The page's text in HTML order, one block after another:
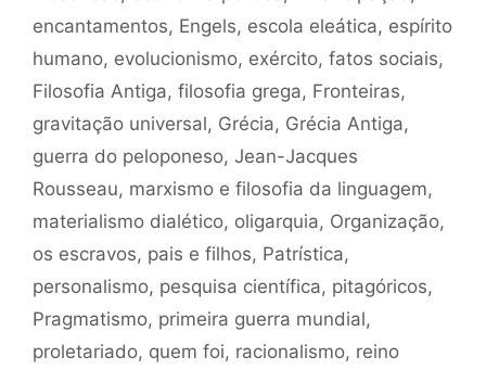
encantamentos, Engels, escola eleática, espírito
humano, evolucionismo, exército, fatos sociais,
Filosofia Antiga, filosofia grega, Fronteiras,
gravitação universal, Grécia, Grécia Antiga,
guerra do peloponeso, Jean-Jacques
Rousseau, marxismo e filosofia da linguagem,
materialismo dialético, oligarquia, Organização,
os escravos, pais e filhos, Patrística,
personalismo, pesquisa científica, pitagóricos,
Pragmatismo, primeira guerra mundial,
proletariado, quem foi, racionalismo, reino